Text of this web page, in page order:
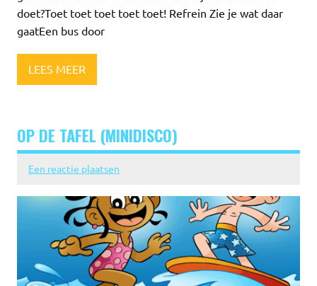
doet?Toet toet toet toet toet! Refrein Zie je wat daar
gaatEen bus door
LEES MEER
OP DE TAFEL (MINIDISCO)
Een reactie plaatsen